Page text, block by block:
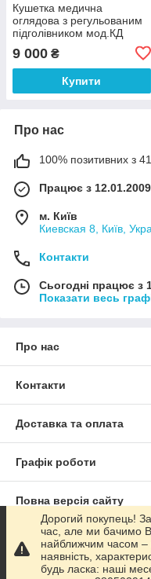
Кушетка медична
оглядова з регульованим
підголівником мод.КД
Діагностична кушетка для
процедур
9 000 ₴
Купити
Про нас
100% позитивних з 41
Працює з 12.01.2009
м. Київ
Киевская 8, Київ,
Контакти
Сьогодні працює з
Показати весь
Про нас
Контакти
Доставка та оплата
Графік роботи
Повна версія сайту
Сайт створено на
Дорогий покупець!
час, але ми бачимо
найближчим часом –
наявність,
будь ласка: наші